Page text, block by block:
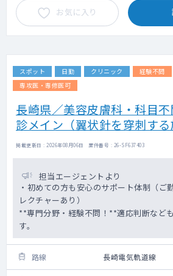
お気に入り
スポット 日勤 クリニック 経験不問
専攻医・専修医可
長崎県／美容皮膚科・科目
診メイン（翼状針を穿刺する
掲載更新日 : 2026年08月06日 案件番号 : 26-SF637403
担当エージェントより
・初めての方も安心のサポート体制（ご
レクチャーあり）
**専門分野・経験不問！**適応判断など
す。
路線 長崎電気軌道線